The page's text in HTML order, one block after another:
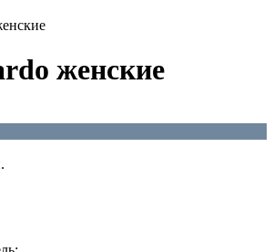
женские